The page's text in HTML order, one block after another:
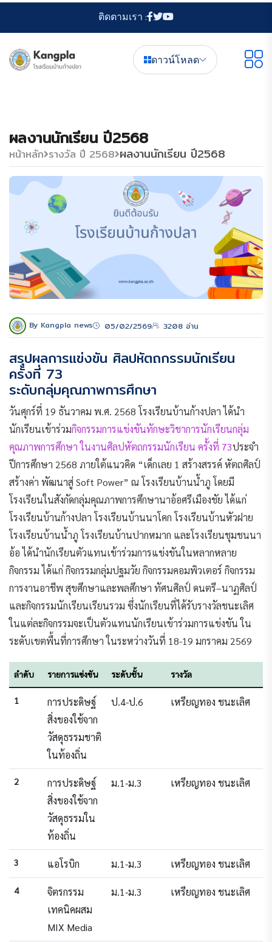
ติดตามเรา :
ดาวน์โหลด
ผลงานนักเรียน ปี2568
หน้าหลัก รางวัล ปี 2568 ผลงานนักเรียน ปี2568
By Kangpla news 05/02/2569 3208 อ่าน
สรุปผลการแข่งขัน ศิลปหัตถกรรมนักเรียน
ครั้งที่ 73
ระดับกลุ่มคุณภาพการศึกษา
วันศุกร์ที่ 19 ธันวาคม พ.ศ. 2568 โรงเรียนบ้านก้างปลา ได้นำ
นักเรียนเข้าร่วมกิจกรรมการแข่งขันทักษะวิชาการนักเรียนกลุ่ม
คุณภาพการศึกษา ในงานศิลปหัตถกรรมนักเรียน ครั้งที่ 73ประจำ
ปีการศึกษา 2568 ภายใต้แนวคิด “เด็กเลย 1 สร้างสรรค์ หัตถศิลป์
สร้างค่า พัฒนาสู่ Soft Power” ณ โรงเรียนบ้านน้ำภู โดยมี
โรงเรียนในสังกัดกลุ่มคุณภาพการศึกษานาอ้อศรีเมืองชัย ได้แก่
โรงเรียนบ้านก้างปลา โรงเรียนบ้านนาโคก โรงเรียนบ้านหัวฝาย
โรงเรียนบ้านน้ำภู โรงเรียนบ้านปากหมาก และโรงเรียนชุมชนนา
อ้อ ได้นำนักเรียนตัวแทนเข้าร่วมการแข่งขันในหลากหลาย
กิจกรรม ได้แก่ กิจกรรมกลุ่มปฐมวัย กิจกรรมคอมพิวเตอร์ กิจกรรม
การงานอาชีพ สุขศึกษาและพลศึกษา ทัศนศิลป์ ดนตรี–นาฏศิลป์
และกิจกรรมนักเรียนเรียนรวม ซึ่งนักเรียนที่ได้รับรางวัลชนะเลิศ
ในแต่ละกิจกรรมจะเป็นตัวแทนนักเรียนเข้าร่วมการแข่งขัน ใน
ระดับเขตพื้นที่การศึกษา ในระหว่างวันที่ 18-19 มกราคม 2569
ลำดับ รายการแข่งขัน ระดับชั้น รางวัล
1
การประดิษฐ์
สิ่งของใช้จาก
วัสดุธรรมชาติ
ในท้องถิ่น
ป.4-ป.6 เหรียญทอง ชนะเลิศ
2
การประดิษฐ์
สิ่งของใช้จาก
วัสดุธรรมใน
ท้องถิ่น
ม.1-ม.3 เหรียญทอง ชนะเลิศ
3 แอโรบิก ม.1-ม.3 เหรียญทอง ชนะเลิศ
4
จิตรกรรม
เทคนิคผสม
MIX Media
ม.1-ม.3 เหรียญทอง ชนะเลิศ